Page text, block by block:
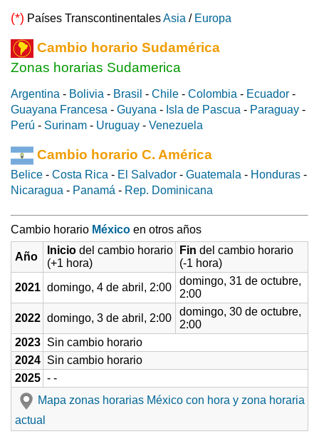
(*) Países TranscontinentalesAsia / Europa
Cambio horario Sudamérica
Zonas horarias Sudamerica
Argentina - Bolivia - Brasil - Chile - Colombia - Ecuador -
Guayana Francesa - Guyana - Isla de Pascua - Paraguay -
Perú - Surinam - Uruguay - Venezuela
Cambio horario C. América
Belice - Costa Rica - El Salvador - Guatemala - Honduras -
Nicaragua - Panamá - Rep. Dominicana
Cambio horario México en otros años
Año
Inicio del cambio horario
(+1 hora)
Fin del cambio horario
(-1 hora)
2021 domingo, 4 de abril, 2:00
domingo, 31 de octubre,
2:00
2022 domingo, 3 de abril, 2:00
domingo, 30 de octubre,
2:00
2023 Sin cambio horario
2024 Sin cambio horario
2025 - -
Mapa zonas horarias México con hora y zona horaria
actual